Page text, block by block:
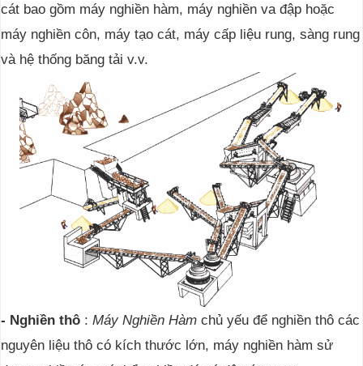
cát bao gồm máy nghiền hàm, máy nghiền va đập hoặc
máy nghiền côn, máy tạo cát, máy cấp liệu rung, sàng rung
và hệ thống băng tải v.v.
- Nghiền thô : Máy Nghiền Hàm chủ yếu để nghiền thô các
nguyên liệu thô có kích thước lớn, máy nghiền hàm sử